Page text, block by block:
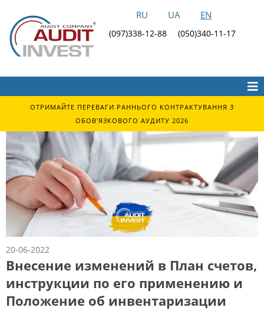
RU UA EN
(097)338-12-88 (050)340-11-17
ОТРИМАЙТЕ ПЕРЕВАГИ РАННЬОГО КОНТРАКТУВАННЯ З
ОБОВ'ЯЗКОВОГО АУДИТУ 2026
20-06-2022
Внесение изменений в План счетов,
инструкции по его применению и
Положение об инвентаризации